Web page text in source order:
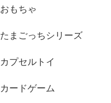
おもちゃ
たまごっちシリーズ
カプセルトイ
カードゲーム